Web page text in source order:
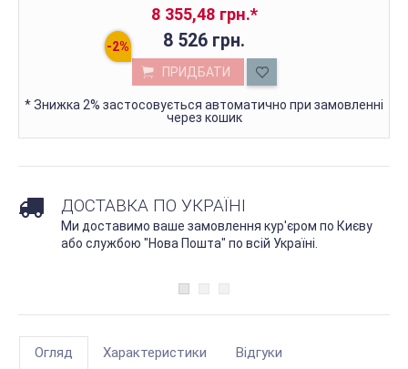
8 355,48 грн.*
8 526 грн.
ПРИДБАТИ
*Знижка 2% застосовується автоматично при замовленні
через кошик
ДОСТАВКА ПО УКРАЇНІ
Ми доставимо ваше замовлення кур'єром по Києву
або службою "Нова Пошта" по всій Україні.
Огляд Характеристики Відгуки